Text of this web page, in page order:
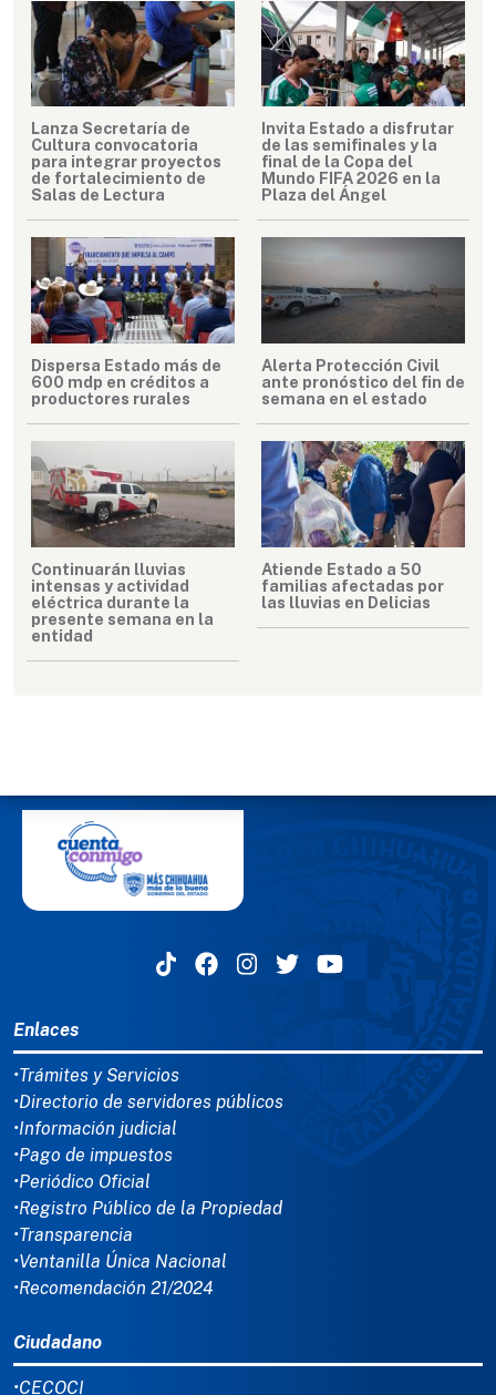
Lanza Secretaría de
Cultura convocatoria
para integrar proyectos
de fortalecimiento de
Salas de Lectura
Invita Estado a disfrutar
de las semifinales y la
final de la Copa del
Mundo FIFA 2026 en la
Plaza del Ángel
Dispersa Estado más de
600 mdp en créditos a
productores rurales
Alerta Protección Civil
ante pronóstico del fin de
semana en el estado
Continuarán lluvias
intensas y actividad
eléctrica durante la
presente semana en la
entidad
Atiende Estado a 50
familias afectadas por
las lluvias en Delicias
Enlaces
•Trámites y Servicios
•Directorio de servidores públicos
•Información judicial
•Pago de impuestos
•Periódico Oficial
•Registro Público de la Propiedad
•Transparencia
•Ventanilla Única Nacional
•Recomendación 21/2024
Ciudadano
•CECOCI